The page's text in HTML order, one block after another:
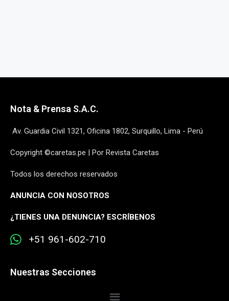
Nota & Prensa S.A.C.
Av. Guardia Civil 1321, Oficina 1802, Surquillo, Lima - Perú
Copyright ©caretas.pe | Por Revista Caretas
Todos los derechos reservados
ANUNCIA CON NOSOTROS
¿TIENES UNA DENUNCIA? ESCRÍBENOS
+51 961-602-710
Nuestras Secciones